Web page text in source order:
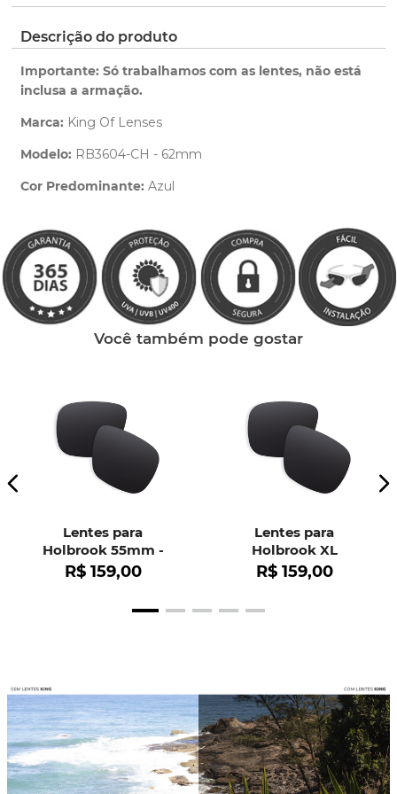
Saiba maissobre nossa garantia completa.
redirecionado para nossa Central de Ajuda.
Descrição do produto
Importante: Só trabalhamos com as lentes, não está
inclusa a armação.
Marca: King Of Lenses
Modelo: RB3604-CH - 62mm
Cor Predominante: Azul
Você também pode gostar
Lentes para
Holbrook 55mm -
OO9102
R$ 159,00
Lentes para
Holbrook XL
R$ 159,00